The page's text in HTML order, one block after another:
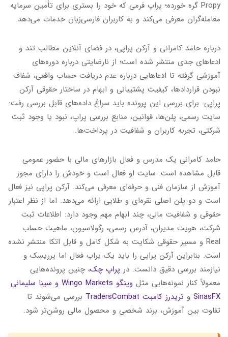
Propy گره خورده؛ پراپ فرمی که خود را بستری برای تأمین سرمایه
معامله‌گران معرفی می‌کند و به کاربران فارسی‌زبان خدمات می‌دهد.
درباره حامد کامرانی و آرکن پراپی، در فضای آنلاین مطالب تند و
ادعاهای جدی منتشر شده است؛ از نارضایتی درباره دوره‌های
آموزشی گرفته تا ادعاهایی درباره عدم دریافت حساب واقعی، شفاف
نبودن قراردادها، کیفیت پشتیبانی و ابهام در ساختار حقوقی آرکن
پراپی. برای بررسی این پرونده باید سراغ داده‌های قابل بررسی رفت:
سایت رسمی، پلن‌ها، قوانین، منابع بررسی پراپ، نبود یا وجود ثبت
شرکتی، تجربه کاربران و شفافیت در پرداخت‌ها.
حامد کامرانی یک مدرس و فعال بازارهای مالی با حضور عمومی
قابل مشاهده است. سایت او فعال است و خودش را دارای مجوز
آموزش از سازمان فنی و حرفه‌ای معرفی می‌کند. آرکن پراپی نیز فعال
است و دو پلن اصلی نقره‌ای و طلایی ارائه می‌دهد. اما از نظر اعتبار
حقوقی و شفافیت مالی، چند ابهام مهم وجود دارد: اطلاعات ثبت
شرکت، هویت مدیران، آدرس رسمی، رگولاسیون، ماهیت حساب
Real و مسیر حقوقی شکایت به شکل کامل و قابل اتکا منتشر نشده
است. بنابراین آرکن پراپی را باید یک پراپ فعال اما پرریسک و
نیازمند بررسی دقیق دانست. در پراپ چک، چنین پرونده‌هایی
معمولاً کنار نمونه‌هایی مثل
وینگو Wingo Markets و سینا سلیمانی
SinasFX و تریدرز کامبت TradersCombat
بررسی می‌شوند تا
تفاوت بین آموزش، برند شخصی و محصول مالی روشن‌تر شود.